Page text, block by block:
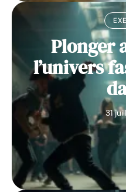
Plonger
l’univers
31